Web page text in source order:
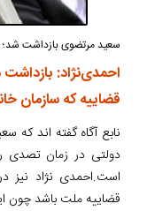
سعید مرتضوی بازداشت شد؛
احمدی‌نژاد:
قضاییه که سازمان
نابع آگاه گفته اند که
دولتی در زمان تصدی
است.احمدی نژاد نیز
قضاییه ملت باشد چون